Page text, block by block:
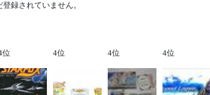
録されていません。
位 4位 4位 4位